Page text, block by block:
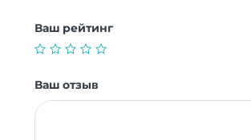
Ваш рейтинг
Ваш отзыв